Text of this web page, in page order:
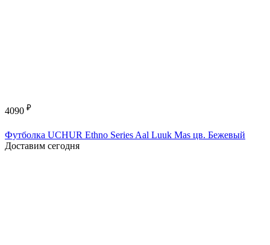
4090 ₽
Футболка UCHUR Ethno Series Aal Luuk Mas цв. Бежевый
Доставим сегодня